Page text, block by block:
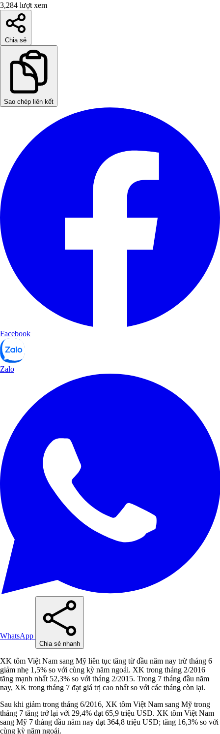
3,284 lượt xem
Chia sẻ
Sao chép liên kết
Facebook
Zalo
WhatsApp
Chia sẻ nhanh
XK tôm Việt Nam sang Mỹ liên tục tăng từ đầu năm nay trừ tháng 6
giảm nhẹ 1,5% so với cùng kỳ năm ngoái. XK trong tháng 2/2016
tăng mạnh nhất 52,3% so với tháng 2/2015. Trong 7 tháng đầu năm
nay, XK trong tháng 7 đạt giá trị cao nhất so với các tháng còn lại.
Sau khi giảm trong tháng 6/2016, XK tôm Việt Nam sang Mỹ trong
tháng 7 tăng trở lại với 29,4% đạt 65,9 triệu USD. XK tôm Việt Nam
sang Mỹ 7 tháng đầu năm nay đạt 364,8 triệu USD; tăng 16,3% so với
cùng kỳ năm ngoái.